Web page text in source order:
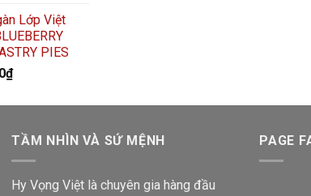
Lớp Việt
PIES
₫
TẦM NHÌN VÀ SỨ MỆNH
Hy Vọng Việt là chuyên gia hàng đầu
PAGE